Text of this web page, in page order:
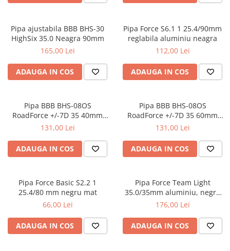
Pipa ajustabila BBB BHS-30
HighSix 35.0 Neagra 90mm
165,00 Lei
ADAUGA IN COS
Pipa Force S6.1 1 25.4/90mm
reglabila aluminiu neagra
112,00 Lei
ADAUGA IN COS
Pipa BBB BHS-08OS
RoadForce +/-7D 35 40mm
aluminiu 6061
131,00 Lei
ADAUGA IN COS
Pipa BBB BHS-08OS
RoadForce +/-7D 35 60mm
aluminiu 6061
131,00 Lei
ADAUGA IN COS
Pipa Force Basic S2.2 1
25.4/80 mm negru mat
66,00 Lei
ADAUGA IN COS
Pipa Force Team Light
35.0/35mm aluminiu, negru
mat
176,00 Lei
ADAUGA IN COS